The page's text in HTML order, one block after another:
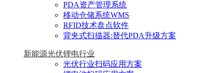
PDA资产管理系统
移动仓储系统WMS
RFID技术盘点软件
背夹式扫描器:替代PDA升级方案
新能源光伏锂电行业
光伏行业扫码应用方案